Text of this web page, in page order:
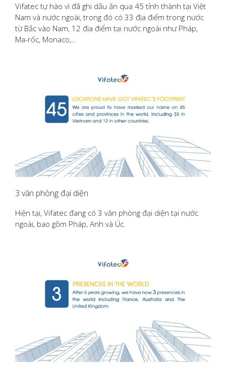
Vifatec tự hào vì đã ghi dấu ấn qua 45 tỉnh thành tại Việt
Nam và nước ngoài, trong đó có 33 địa điểm trong nước
từ Bắc vào Nam, 12 địa điểm tại nước ngoài như Pháp,
Ma-rốc, Monaco,…
3 văn phòng đại diện
Hiện tại, Vifatec đang có 3 văn phòng đại diện tại nước
ngoài, bao gồm Pháp, Anh và Úc.